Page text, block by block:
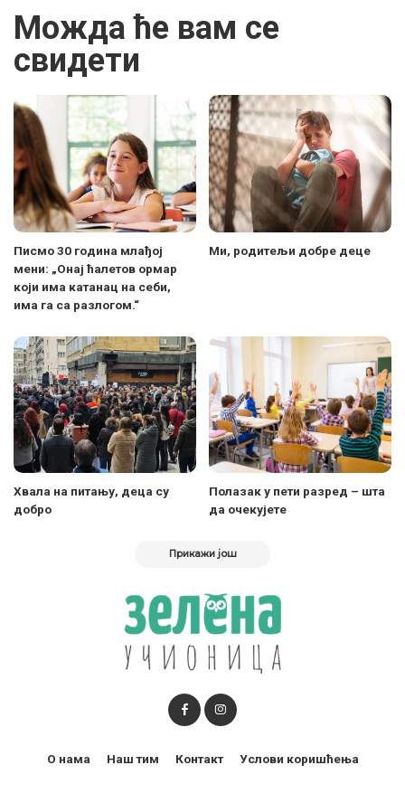
Можда ће вам се
свидети
Писмо 30 година млађој
мени: „Онај ћалетов ормар
који има катанац на себи,
има га са разлогом.“
Ми, родитељи добре деце
Хвала на питању, деца су
добро
Полазак у пети разред – шта
да очекујете
Прикажи још
О нама Наш тим Контакт Услови коришћења